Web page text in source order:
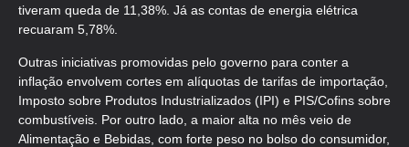
tiveram queda de 11,38%. Já as contas de energia elétrica
recuaram 5,78%.
Outras iniciativas promovidas pelo governo para conter a
inflação envolvem cortes em alíquotas de tarifas de importação,
Imposto sobre Produtos Industrializados (IPI) e PIS/Cofins sobre
combustíveis. Por outro lado, a maior alta no mês veio de
Alimentação e Bebidas, com forte peso no bolso do consumidor,